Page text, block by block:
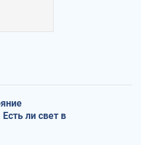
ли свет в